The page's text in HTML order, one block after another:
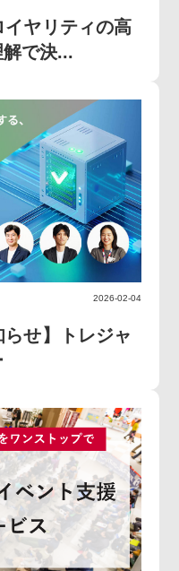
イヤリティの高
で決...
2026-02-04
らせ】トレジャ